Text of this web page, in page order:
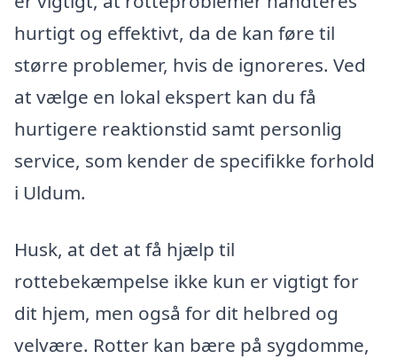
hurtigt og effektivt, da de kan føre til
større problemer, hvis de ignoreres. Ved
at vælge en lokal ekspert kan du få
hurtigere reaktionstid samt personlig
service, som kender de specifikke forhold
i Uldum.
Husk, at det at få hjælp til
rottebekæmpelse ikke kun er vigtigt for
dit hjem, men også for dit helbred og
velvære. Rotter kan bære på sygdomme,